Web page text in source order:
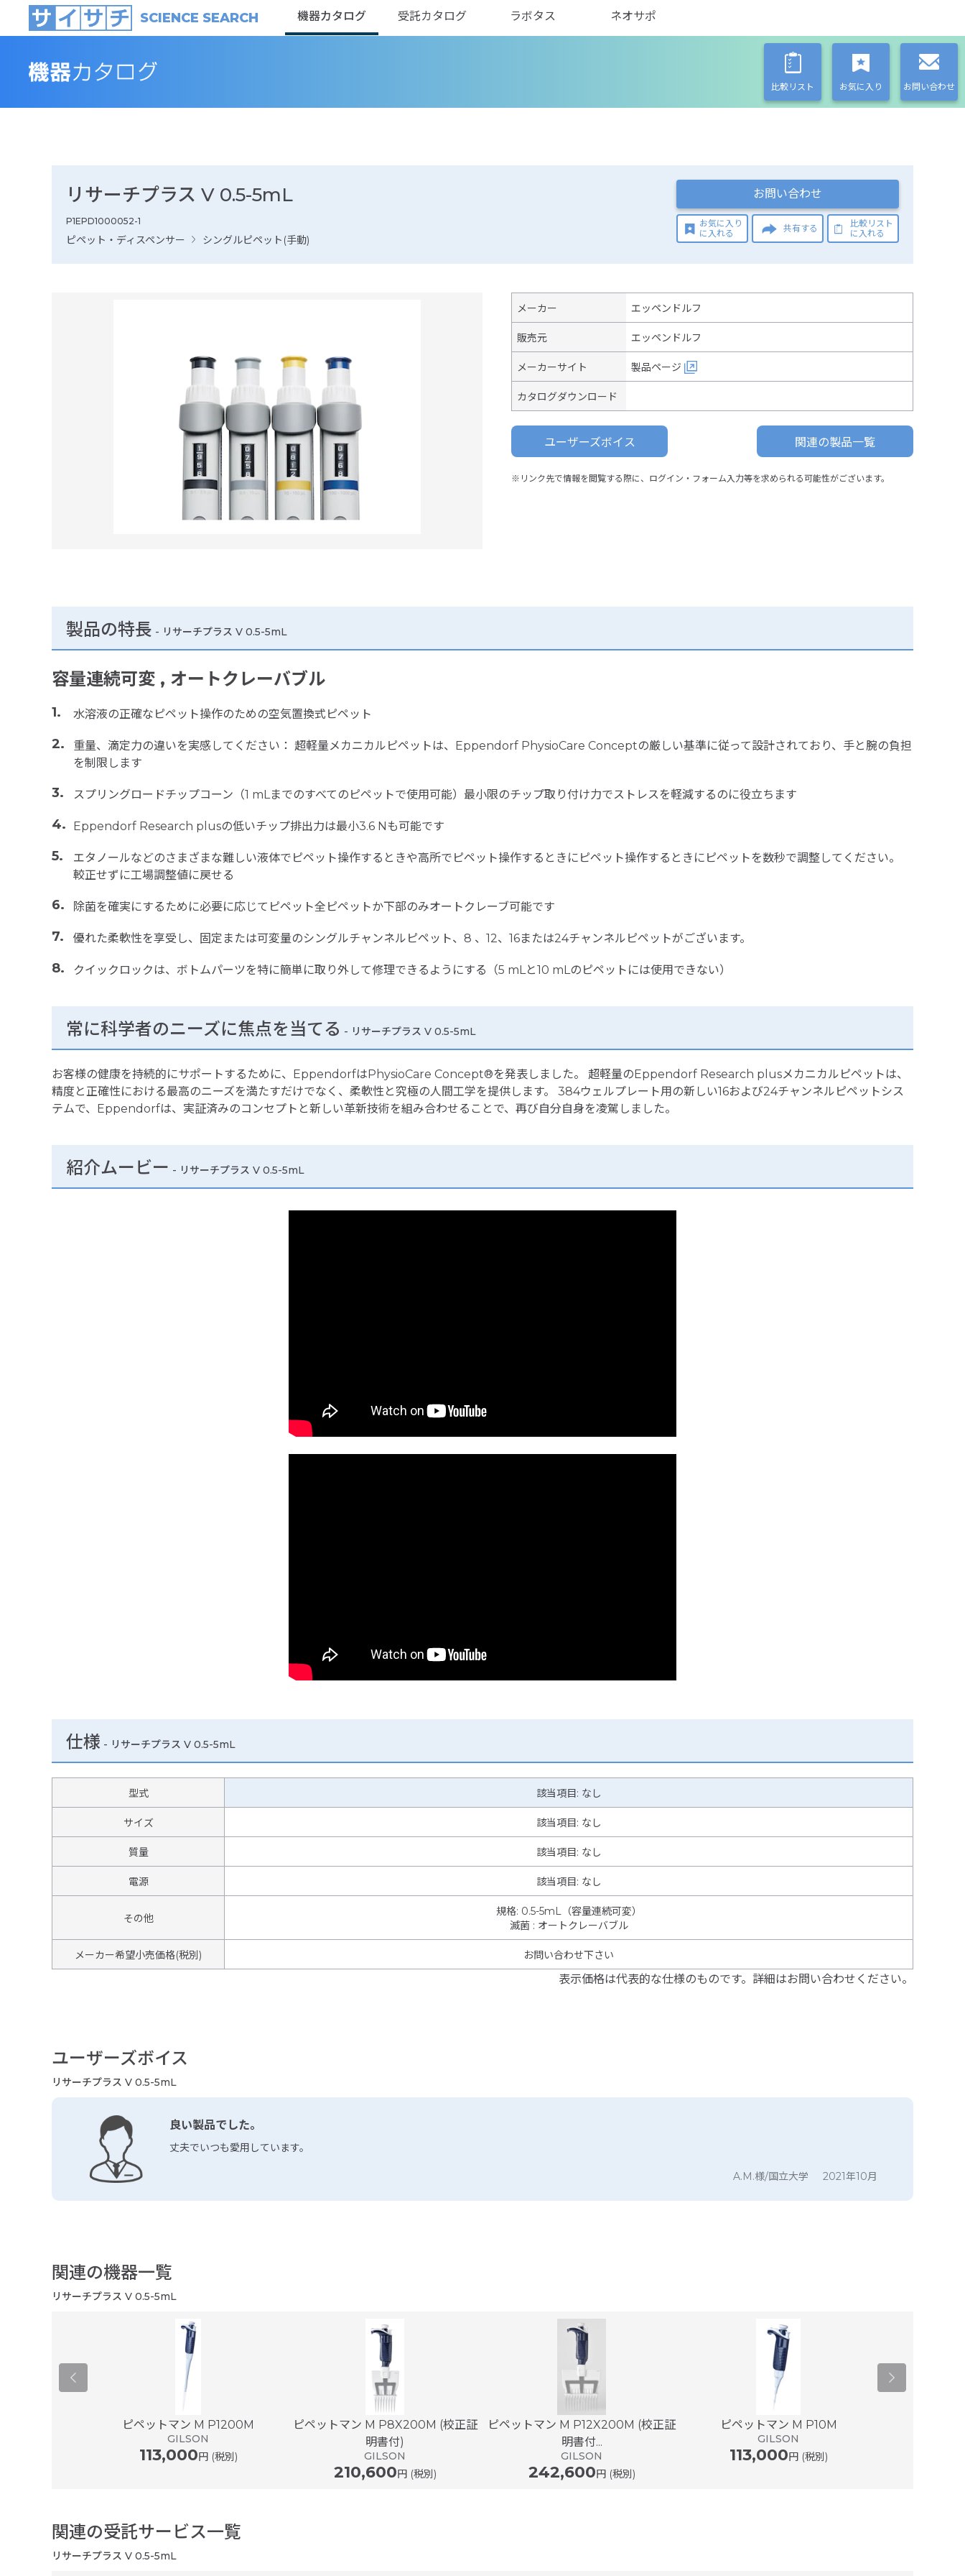
SCIENCE SEARCH 機器カタログ 受託カタログ ラボタス ネオサポ
比較リスト お気に入り お問い合わせ
リサーチプラス V 0.5-5mL
P1EPD1000052-1
ピペット・ディスペンサー シングルピペット(手動)
お問い合わせ
お気に入り
に入れる
共有する
比較リスト
に入れる
メーカー エッペンドルフ
販売元 エッペンドルフ
メーカーサイト 製品ページ
カタログダウンロード
ユーザーズボイス 関連の製品一覧
※リンク先で情報を閲覧する際に、ログイン・フォーム入力等を求められる可能性がございます。
製品の特長 - リサーチプラス V 0.5-5mL
容量連続可変 , オートクレーバブル
水溶液の正確なピペット操作のための空気置換式ピペット
重量、滴定力の違いを実感してください： 超軽量メカニカルピペットは、Eppendorf PhysioCare Conceptの厳しい基準に従って設計されており、手と腕の負担
を制限します
スプリングロードチップコーン（1 mLまでのすべてのピペットで使用可能）最小限のチップ取り付け力でストレスを軽減するのに役立ちます
Eppendorf Research plusの低いチップ排出力は最小3.6 Nも可能です
エタノールなどのさまざまな難しい液体でピペット操作するときや高所でピペット操作するときにピペット操作するときにピペットを数秒で調整してください。
較正せずに工場調整値に戻せる
除菌を確実にするために必要に応じてピペット全ピペットか下部のみオートクレーブ可能です
優れた柔軟性を享受し、固定または可変量のシングルチャンネルピペット、8 、12、16または24チャンネルピペットがございます。
クイックロックは、ボトムパーツを特に簡単に取り外して修理できるようにする（5 mLと10 mLのピペットには使用できない）
常に科学者のニーズに焦点を当てる - リサーチプラス V 0.5-5mL
お客様の健康を持続的にサポートするために、EppendorfはPhysioCare Concept®を発表しました。 超軽量のEppendorf Research plusメカニカルピペットは、
精度と正確性における最高のニーズを満たすだけでなく、柔軟性と究極の人間工学を提供します。 384ウェルプレート用の新しい16および24チャンネルピペットシス
テムで、Eppendorfは、実証済みのコンセプトと新しい革新技術を組み合わせることで、再び自分自身を凌駕しました。
紹介ムービー - リサーチプラス V 0.5-5mL
仕様 - リサーチプラス V 0.5-5mL
型式 該当項目: なし
サイズ 該当項目: なし
質量 該当項目: なし
電源 該当項目: なし
その他
規格: 0.5-5mL（容量連続可変）
滅菌 : オートクレーバブル
メーカー希望小売価格(税別) お問い合わせ下さい
表示価格は代表的な仕様のものです。詳細はお問い合わせください。
ユーザーズボイス
リサーチプラス V 0.5-5mL
良い製品でした。
丈夫でいつも愛用しています。
A.M.様/国立大学 2021年10月
関連の機器一覧
リサーチプラス V 0.5-5mL
ピペットマン M P1200M
GILSON
113,000円 (税別)
ピペットマン M P8X200M (校正証
明書付)
GILSON
210,600円 (税別)
ピペットマン M P12X200M (校正証
明書付...
GILSON
242,600円 (税別)
ピペットマン M P10M
GILSON
113,000円 (税別)
関連の受託サービス一覧
リサーチプラス V 0.5-5mL